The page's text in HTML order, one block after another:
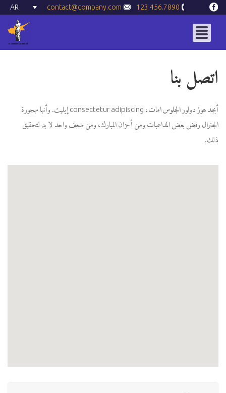
AR
اتصل بنا
أبجد هوز دولور الجلوس امات، consectetur adipiscing إيليت. وأنها مهجورة
الجنرال رفض بعض المداعبات ومن أحزان المبارك، ومن ضعف واحد لا بد لتحقيق
ذلك.